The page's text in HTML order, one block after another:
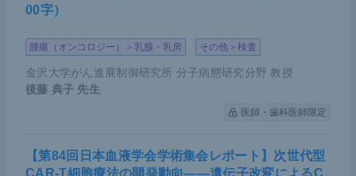
00字）
腫瘍（オンコロジー）＞乳腺・乳房 その他＞検査
金沢大学がん進展制御研究所 分子病態研究分野 教授
後藤 典子 先生
医師・歯科医師限定
【第84回日本血液学会学術集会レポート】次世代型
CAR-T細胞療法の開発動向――遺伝子改変によるC